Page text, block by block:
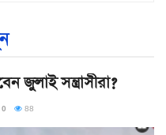
জুলাই সন্ত্রাসীরা?
0 88